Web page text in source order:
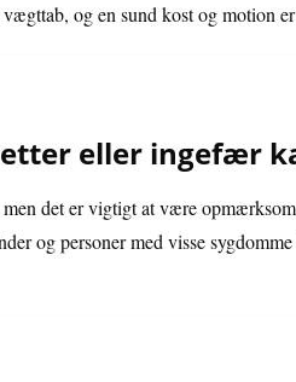
og en sund kost og motion
eller ingefær
det er vigtigt at være
og personer med visse